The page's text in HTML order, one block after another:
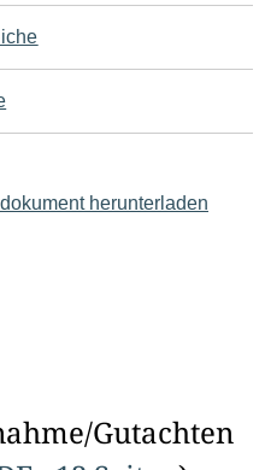
herunterladen
Gutachten